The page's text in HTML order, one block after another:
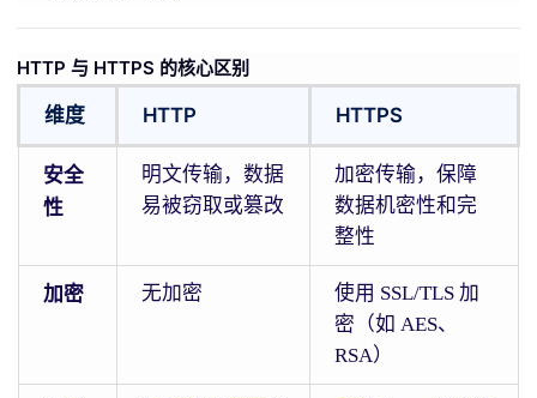
HTTP 与 HTTPS 的核心区别
维度 HTTP HTTPS
安全
性
明文传输，数据
易被窃取或篡改
加密传输，保障
数据机密性和完
整性
加密 无加密
使用 SSL/TLS 加
密（如 AES、
RSA）